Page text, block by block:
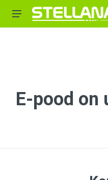
E-pood on